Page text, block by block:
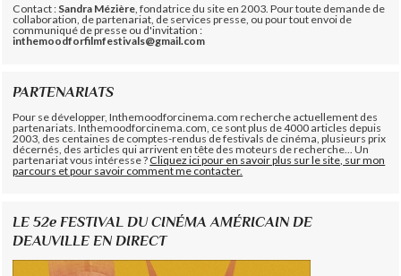
Contact : Sandra Mézière , fondatrice du site en 2003. Pour toute demande de
collaboration, de partenariat, de services presse, ou pour tout envoi de
communiqué de presse ou d'invitation :
inthemoodforfilmfestivals@gmail.com
PARTENARIATS
Pour se développer, Inthemoodforcinema.com recherche actuellement des
partenariats. Inthemoodforcinema.com, ce sont plus de 4000 articles depuis
2003, des centaines de comptes-rendus de festivals de cinéma, plusieurs prix
décernés, des articles qui arrivent en tête des moteurs de recherche... Un
partenariat vous intéresse ?Cliquez ici pour en savoir plus sur le site, sur mon
parcours et pour savoir comment me contacter.
LE 52e FESTIVAL DU CINÉMA AMÉRICAIN DE
DEAUVILLE EN DIRECT